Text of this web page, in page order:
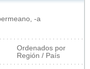
-a
Ordenados por
Región / País